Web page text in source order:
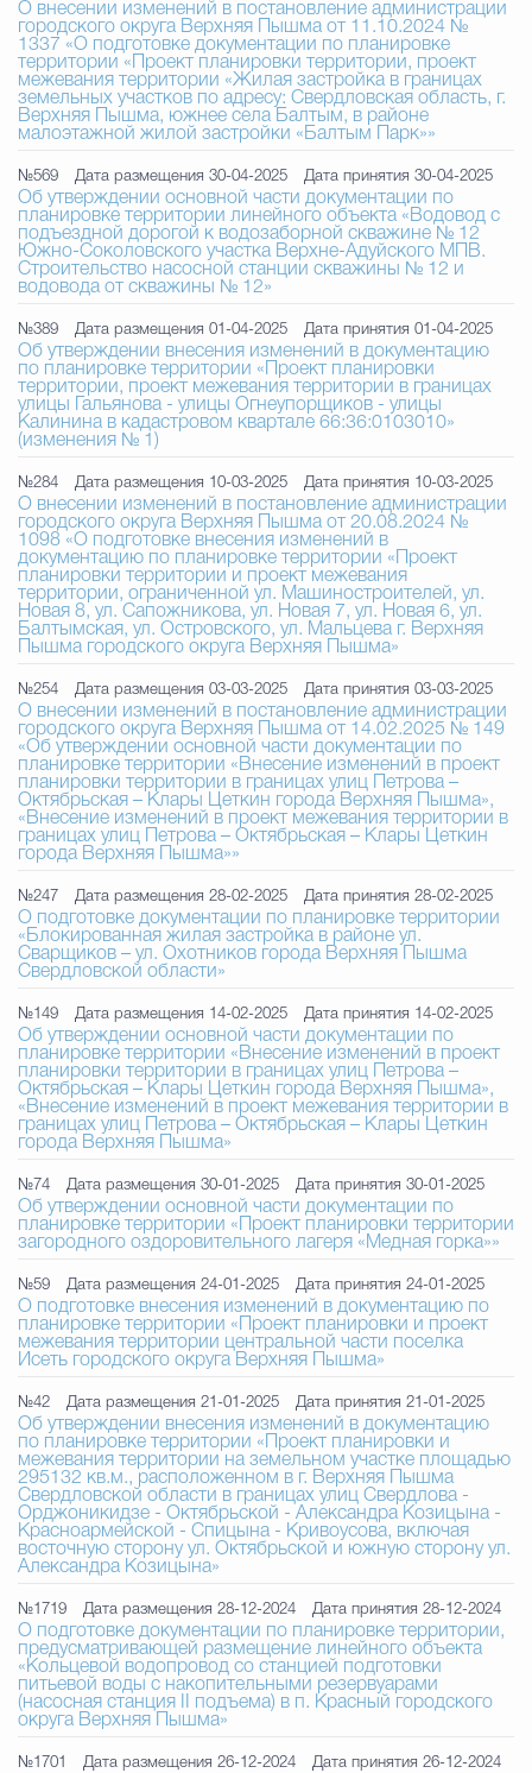
О внесении изменений в постановление администрации
городского округа Верхняя Пышма от 11.10.2024 №
1337 «О подготовке документации по планировке
территории «Проект планировки территории, проект
межевания территории «Жилая застройка в границах
земельных участков по адресу: Свердловская область, г.
Верхняя Пышма, южнее села Балтым, в районе
малоэтажной жилой застройки «Балтым Парк»»
№569 Дата размещения 30-04-2025 Дата принятия 30-04-2025
Об утверждении основной части документации по
планировке территории линейного объекта «Водовод с
подъездной дорогой к водозаборной скважине № 12
Южно-Соколовского участка Верхне-Адуйского МПВ.
Строительство насосной станции скважины № 12 и
водовода от скважины № 12»
№389 Дата размещения 01-04-2025 Дата принятия 01-04-2025
Об утверждении внесения изменений в документацию
по планировке территории «Проект планировки
территории, проект межевания территории в границах
улицы Гальянова - улицы Огнеупорщиков - улицы
Калинина в кадастровом квартале 66:36:0103010»
(изменения № 1)
№284 Дата размещения 10-03-2025 Дата принятия 10-03-2025
О внесении изменений в постановление администрации
городского округа Верхняя Пышма от 20.08.2024 №
1098 «О подготовке внесения изменений в
документацию по планировке территории «Проект
планировки территории и проект межевания
территории, ограниченной ул. Машиностроителей, ул.
Новая 8, ул. Сапожникова, ул. Новая 7, ул. Новая 6, ул.
Балтымская, ул. Островского, ул. Мальцева г. Верхняя
Пышма городского округа Верхняя Пышма»
№254 Дата размещения 03-03-2025 Дата принятия 03-03-2025
О внесении изменений в постановление администрации
городского округа Верхняя Пышма от 14.02.2025 № 149
«Об утверждении основной части документации по
планировке территории «Внесение изменений в проект
планировки территории в границах улиц Петрова –
Октябрьская – Клары Цеткин города Верхняя Пышма»,
«Внесение изменений в проект межевания территории в
границах улиц Петрова – Октябрьская – Клары Цеткин
города Верхняя Пышма»»
№247 Дата размещения 28-02-2025 Дата принятия 28-02-2025
О подготовке документации по планировке территории
«Блокированная жилая застройка в районе ул.
Сварщиков – ул. Охотников города Верхняя Пышма
Свердловской области»
№149 Дата размещения 14-02-2025 Дата принятия 14-02-2025
Об утверждении основной части документации по
планировке территории «Внесение изменений в проект
планировки территории в границах улиц Петрова –
Октябрьская – Клары Цеткин города Верхняя Пышма»,
«Внесение изменений в проект межевания территории в
границах улиц Петрова – Октябрьская – Клары Цеткин
города Верхняя Пышма»
№74 Дата размещения 30-01-2025 Дата принятия 30-01-2025
Об утверждении основной части документации по
планировке территории «Проект планировки территории
загородного оздоровительного лагеря «Медная горка»»
№59 Дата размещения 24-01-2025 Дата принятия 24-01-2025
О подготовке внесения изменений в документацию по
планировке территории «Проект планировки и проект
межевания территории центральной части поселка
Исеть городского округа Верхняя Пышма»
№42 Дата размещения 21-01-2025 Дата принятия 21-01-2025
Об утверждении внесения изменений в документацию
по планировке территории «Проект планировки и
межевания территории на земельном участке площадью
295132 кв.м., расположенном в г. Верхняя Пышма
Свердловской области в границах улиц Свердлова -
Орджоникидзе - Октябрьской - Александра Козицына -
Красноармейской - Спицына - Кривоусова, включая
восточную сторону ул. Октябрьской и южную сторону ул.
Александра Козицына»
№1719 Дата размещения 28-12-2024 Дата принятия 28-12-2024
О подготовке документации по планировке территории,
предусматривающей размещение линейного объекта
«Кольцевой водопровод со станцией подготовки
питьевой воды с накопительными резервуарами
(насосная станция II подъема) в п. Красный городского
округа Верхняя Пышма»
№1701 Дата размещения 26-12-2024 Дата принятия 26-12-2024